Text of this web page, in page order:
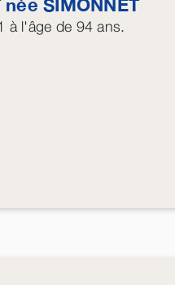
néeSIMONNET
à l'âge de 94 ans.